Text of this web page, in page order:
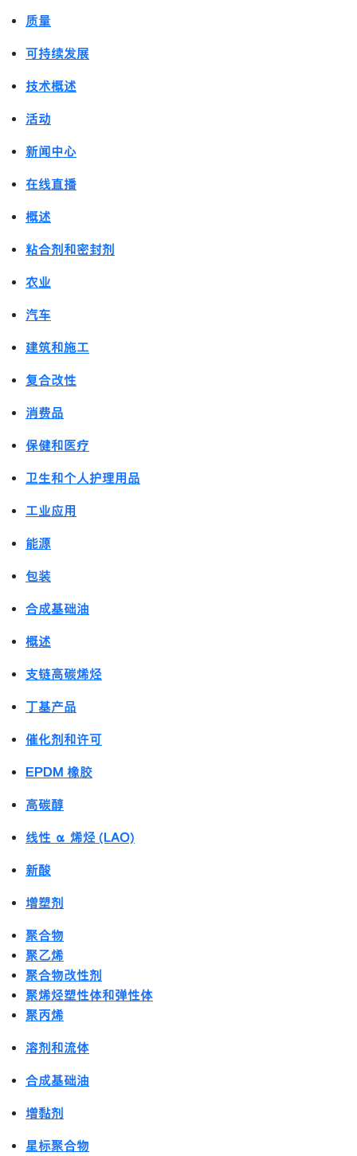
质量
可持续发展
技术概述
活动
新闻中心
在线直播
概述
粘合剂和密封剂
农业
汽车
建筑和施工
复合改性
消费品
保健和医疗
卫生和个人护理用品
工业应用
能源
包装
合成基础油
概述
支链高碳烯烃
丁基产品
催化剂和许可
EPDM 橡胶
高碳醇
线性 α 烯烃 (LAO)
新酸
增塑剂
聚合物
聚乙烯
聚合物改性剂
聚烯烃塑性体和弹性体
聚丙烯
溶剂和流体
合成基础油
增黏剂
星标聚合物